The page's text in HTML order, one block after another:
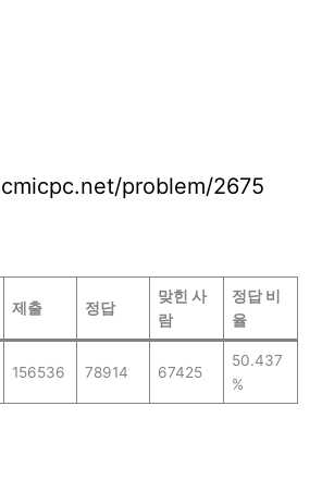
problem/2675
제출 정답
맞힌 사
람
정답 비
율
156536 78914 67425
50.437
%